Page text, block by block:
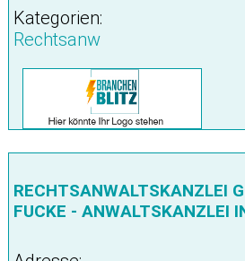
Kategorien:
Rechtsanw
RECHTSANWALTSKANZLEI
FUCKE - ANWALTSKANZLEI